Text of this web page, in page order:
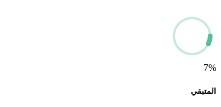
7%
المتبقي